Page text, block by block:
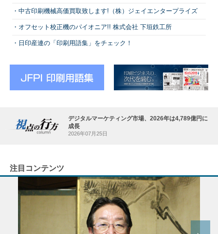
中古印刷機械高価買取致します!（株）ジェイエンタープライズ
オフセット校正機のパイオニア!! 株式会社 下垣鉄工所
日印産連の「印刷用語集」をチェック！
デジタルマーケティング市場、2026年は4,789億円に
成長
2026年07月25日
注目コンテンツ